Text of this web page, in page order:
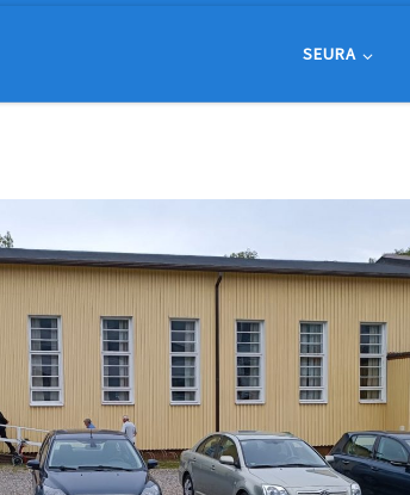
SEURA